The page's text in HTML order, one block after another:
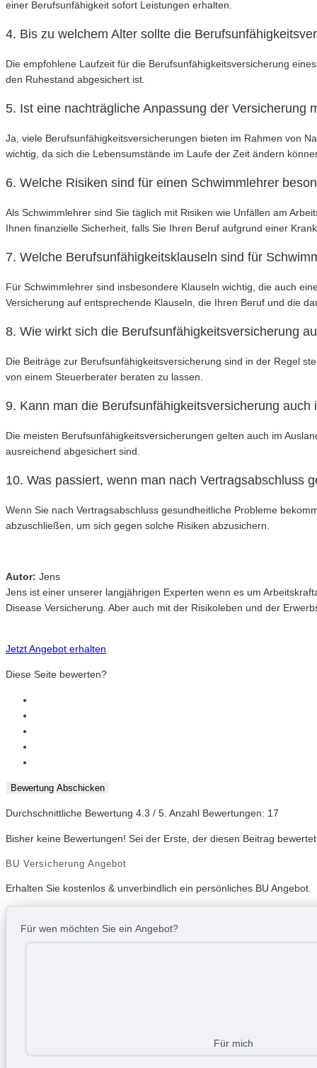
einer Berufsunfähigkeit sofort Leistungen erhalten.
4. Bis zu welchem Alter sollte die
Die empfohlene Laufzeit für die Berufsunfähigkeitsversicherung
den Ruhestand abgesichert ist.
5. Ist eine nachträgliche Anpassung der Versicherung
Ja, viele Berufsunfähigkeitsversicherungen bieten im Rahmen von
wichtig, da sich die Lebensumstände im Laufe der Zeit ändern
6. Welche Risiken sind für einen Schwimmlehrer
Als Schwimmlehrer sind Sie täglich mit Risiken wie Unfällen am
Ihnen finanzielle Sicherheit, falls Sie Ihren Beruf aufgrund einer
7. Welche Berufsunfähigkeitsklauseln sind für
Für Schwimmlehrer sind insbesondere Klauseln wichtig, die auch
Versicherung auf entsprechende Klauseln, die Ihren Beruf und die
8. Wie wirkt sich die Berufsunfähigkeitsversicherung
Die Beiträge zur Berufsunfähigkeitsversicherung sind in der Regel
von einem Steuerberater beraten zu lassen.
9. Kann man die Berufsunfähigkeitsversicherung auch
Die meisten Berufsunfähigkeitsversicherungen gelten auch im
ausreichend abgesichert sind.
10. Was passiert, wenn man nach Vertragsabschluss
Wenn Sie nach Vertragsabschluss gesundheitliche Probleme
abzuschließen, um sich gegen solche Risiken abzusichern.
Autor: Jens
Jens ist einer unserer langjährigen Experten wenn es um
Disease Versicherung. Aber auch mit der Risikoleben und der
Jetzt Angebot erhalten
Diese Seite bewerten?
Bewertung Abschicken
Durchschnittliche Bewertung 4.3 / 5. Anzahl Bewertungen: 17
Bisher keine Bewertungen! Sei der Erste, der diesen Beitrag
BU Versicherung Angebot
Erhalten Sie kostenlos & unverbindlich ein persönliches BU Angebot.
Für wen möchten Sie ein Angebot?
Für mich